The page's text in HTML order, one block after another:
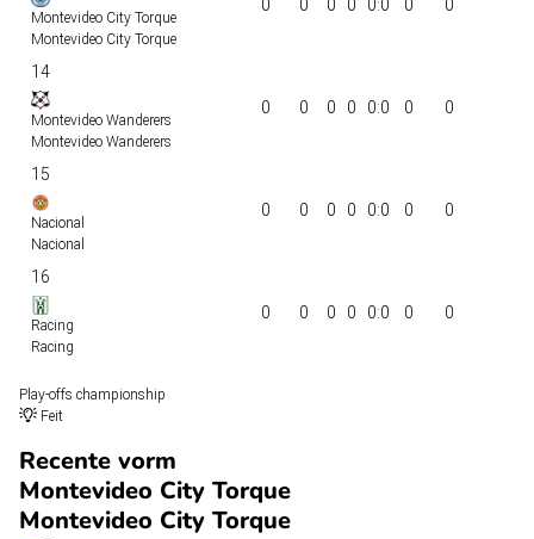
Montevideo City Torque
Montevideo City Torque
0 0 0 0 0:0 0 0
14
Montevideo Wanderers
Montevideo Wanderers
0 0 0 0 0:0 0 0
15
Nacional
Nacional
0 0 0 0 0:0 0 0
16
Racing
Racing
0 0 0 0 0:0 0 0
Play-offs championship
Feit
Recente vorm
Montevideo City Torque
Montevideo City Torque